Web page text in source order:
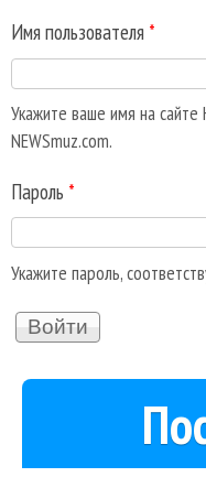
Имя пользователя *
Укажите ваше имя на сайте
NEWSmuz.com.
Пароль *
Укажите пароль,